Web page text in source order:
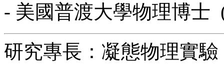
- 美國普渡大學物理博士
研究專長：凝態物理實驗